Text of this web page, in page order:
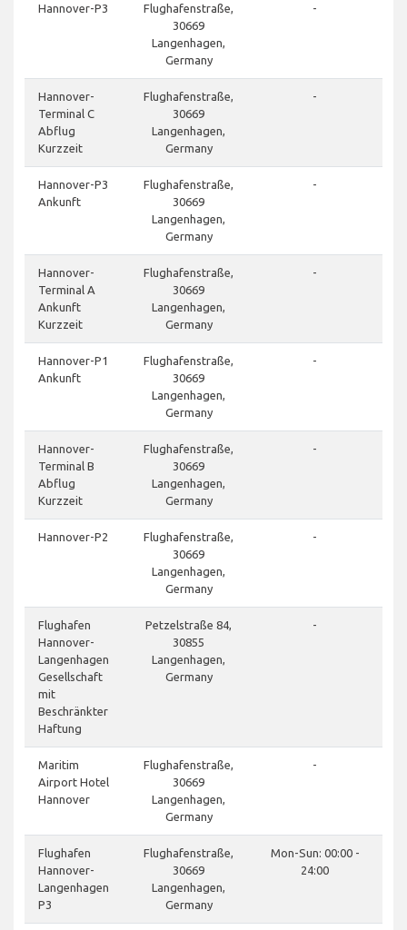
Hannover-P3
Flughafenstraße,
30669
Langenhagen,
Germany
-
Hannover-
Terminal C
Abflug
Kurzzeit
Flughafenstraße,
30669
Langenhagen,
Germany
-
Hannover-P3
Ankunft
Flughafenstraße,
30669
Langenhagen,
Germany
-
Hannover-
Terminal A
Ankunft
Kurzzeit
Flughafenstraße,
30669
Langenhagen,
Germany
-
Hannover-P1
Ankunft
Flughafenstraße,
30669
Langenhagen,
Germany
-
Hannover-
Terminal B
Abflug
Kurzzeit
Flughafenstraße,
30669
Langenhagen,
Germany
-
Hannover-P2
Flughafenstraße,
30669
Langenhagen,
Germany
-
Flughafen
Hannover-
Langenhagen
Gesellschaft
mit
Beschränkter
Haftung
Petzelstraße 84,
30855
Langenhagen,
Germany
-
Maritim
Airport Hotel
Hannover
Flughafenstraße,
30669
Langenhagen,
Germany
-
Flughafen
Hannover-
Langenhagen
P3
Flughafenstraße,
30669
Langenhagen,
Germany
Mon-Sun: 00:00 -
24:00